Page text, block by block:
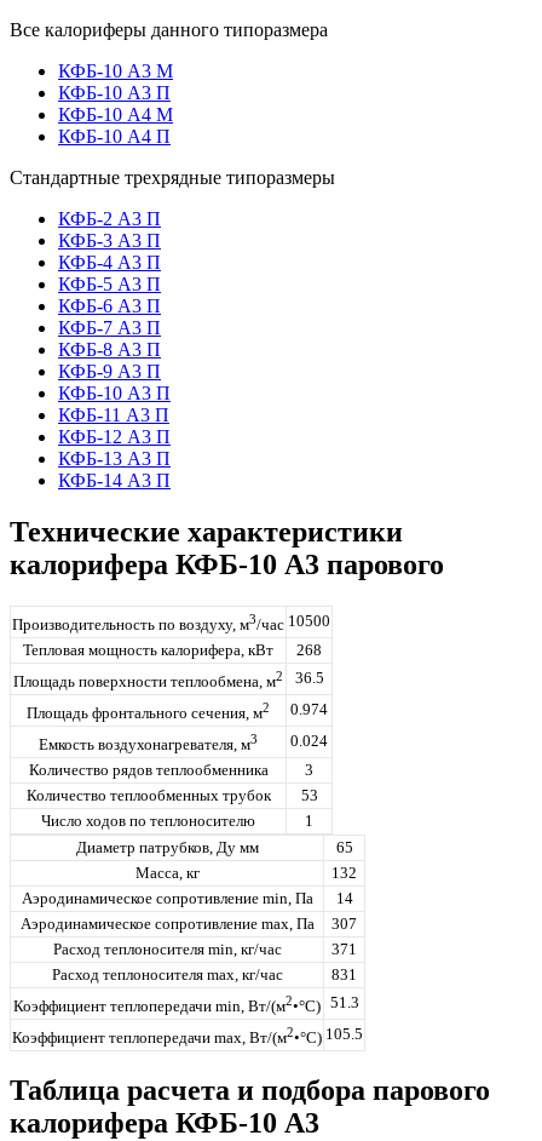
Все калориферы данного типоразмера
КФБ-10 А3 М
КФБ-10 А3 П
КФБ-10 А4 М
КФБ-10 А4 П
Стандартные трехрядные типоразмеры
КФБ-2 А3 П
КФБ-3 А3 П
КФБ-4 А3 П
КФБ-5 А3 П
КФБ-6 А3 П
КФБ-7 А3 П
КФБ-8 А3 П
КФБ-9 А3 П
КФБ-10 А3 П
КФБ-11 А3 П
КФБ-12 А3 П
КФБ-13 А3 П
КФБ-14 А3 П
Технические характеристики
калорифера КФБ-10 А3 парового
Производительность по воздуху, м3/час 10500
Тепловая мощность калорифера, кВт
268
Площадь поверхности теплообмена, м2
36.5
Площадь фронтального сечения, м2
0.974
Емкость воздухонагревателя, м3
0.024
Количество рядов теплообменника
3
Количество теплообменных трубок
53
Число ходов по теплоносителю
1
Диаметр патрубков, Ду мм
65
Масса, кг
132
Аэродинамическое сопротивление min, Па
14
Аэродинамическое сопротивление max, Па
307
Расход теплоносителя min, кг/час
371
Расход теплоносителя max, кг/час
831
Коэффициент теплопередачи min, Вт/(м2•°С) 51.3
Коэффициент теплопередачи max, Вт/(м2•°С) 105.5
Таблица расчета и подбора парового
калорифера КФБ-10 А3